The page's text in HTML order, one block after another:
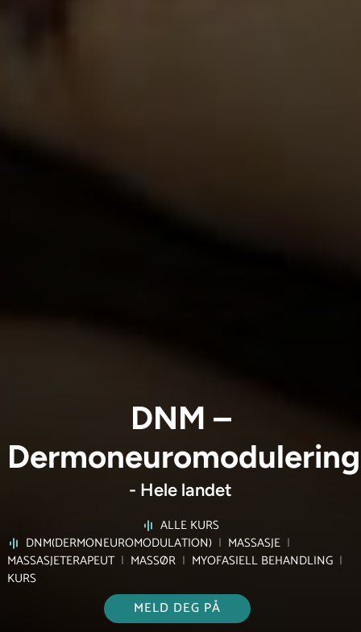
DNM –
Dermoneuromodulering
- Hele landet
ALLE KURS
DNM(DERMONEUROMODULATION) | MASSASJE |
MASSASJETERAPEUT | MASSØR | MYOFASIELL BEHANDLING |
KURS
MELD DEG PÅ